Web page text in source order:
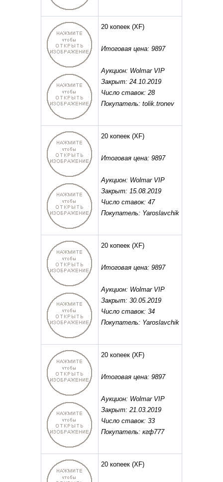
20 копеек (XF)
Итоговая цена: 9897
Аукцион: Wolmar VIP
Закрыт: 24.10.2019
Число ставок: 28
Покупатель: tolik.tronev
20 копеек (XF)
Итоговая цена: 9897
Аукцион: Wolmar VIP
Закрыт: 15.08.2019
Число ставок: 47
Покупатель: Yaroslavchik
20 копеек (XF)
Итоговая цена: 9897
Аукцион: Wolmar VIP
Закрыт: 30.05.2019
Число ставок: 34
Покупатель: Yaroslavchik
20 копеек (XF)
Итоговая цена: 9897
Аукцион: Wolmar VIP
Закрыт: 21.03.2019
Число ставок: 33
Покупатель: кгф777
20 копеек (XF)